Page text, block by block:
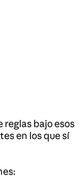
reglas bajo esos
en los que sí